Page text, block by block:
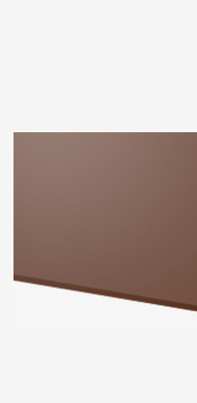
Примечание: Настоящим подтверждаю,
мною в настоящей Форме, полностью
персональных данных» от 27 июля 2006
ст. 8, пп. 4 п. 2 ст. 22), а также выражаю
посредством поручения такой
этом компания обязуется